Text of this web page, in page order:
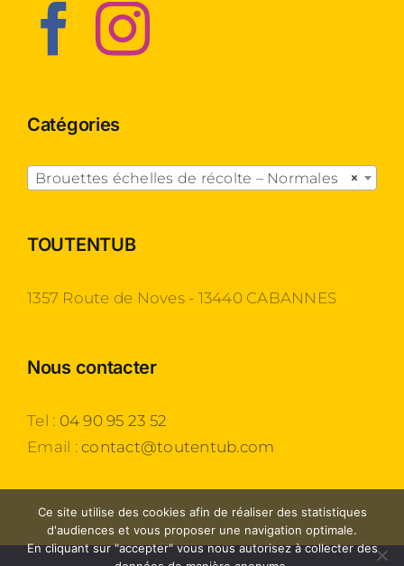
Catégories
×
Brouettes échelles de récolte – Normales
TOUTENTUB
1357 Route de Noves - 13440 CABANNES
Nous contacter
Tel : 04 90 95 23 52
Email :contact@toutentub.com
Ce site utilise des cookies afin de réaliser des statistiques
d'audiences et vous proposer une navigation optimale.
En cliquant sur "accepter" vous nous autorisez à collecter des